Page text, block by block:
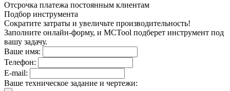
Отсрочка платежа постоянным клиентам
Подбор инструмента
Сократите затраты и увеличьте производительность!
Заполните онлайн-форму, и MCTool подберет инструмент под
вашу задачу.
Ваше имя:
Телефон:
E-mail:
Ваше техническое задание и чертежи: